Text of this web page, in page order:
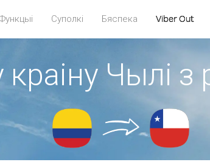
Суполкі Бяспека Viber Out
Чылі з